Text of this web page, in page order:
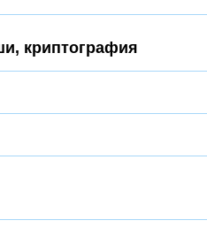
криптография